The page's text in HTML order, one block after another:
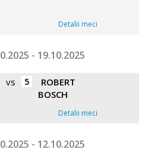
Detalii meci
- 19.10.2025
vs 5
ROBERT
BOSCH
Detalii meci
- 12.10.2025